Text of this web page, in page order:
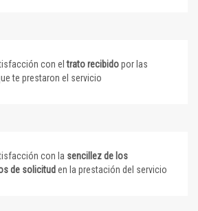
con eltrato recibidopor las
te prestaron el servicio
con la sencillez de los
de solicitud en la prestación del servicio